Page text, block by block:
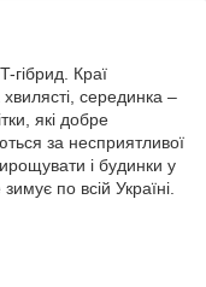
гібрид. Краї
хвилясті, серединка –
які добре
за несприятливої
і будинки у
по всій Україні.